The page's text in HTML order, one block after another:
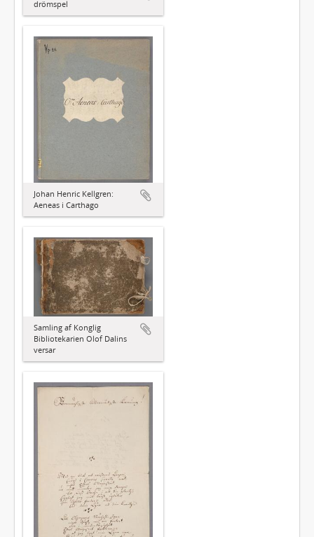
drömspel
Johan Henric Kellgren:
Aeneas i Carthago
Samling af Konglig
Bibliotekarien Olof Dalins
versar